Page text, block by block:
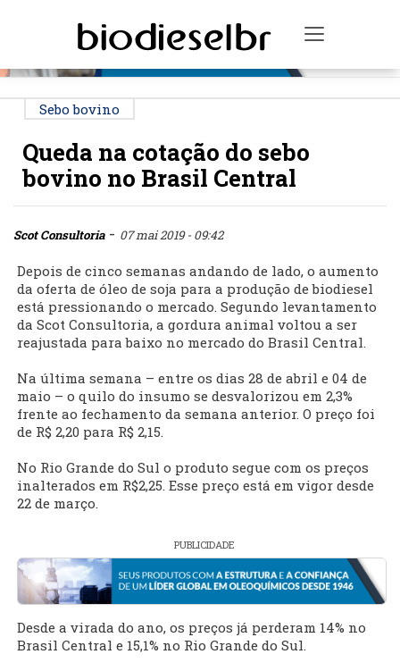
Toggle
Sebo bovino
Queda na cotação do sebo
bovino no Brasil Central
Scot Consultoria- 07 mai 2019 - 09:42
Depois de cinco semanas andando de lado, o aumento
da oferta de óleo de soja para a produção de biodiesel
está pressionando o mercado. Segundo levantamento
da Scot Consultoria, a gordura animal voltou a ser
reajustada para baixo no mercado do Brasil Central.
Na última semana – entre os dias 28 de abril e 04 de
maio – o quilo do insumo se desvalorizou em 2,3%
frente ao fechamento da semana anterior. O preço foi
de R$ 2,20 para R$ 2,15.
No Rio Grande do Sul o produto segue com os preços
inalterados em R$2,25. Esse preço está em vigor desde
22 de março.
PUBLICIDADE
Desde a virada do ano, os preços já perderam 14% no
Brasil Central e 15,1% no Rio Grande do Sul.